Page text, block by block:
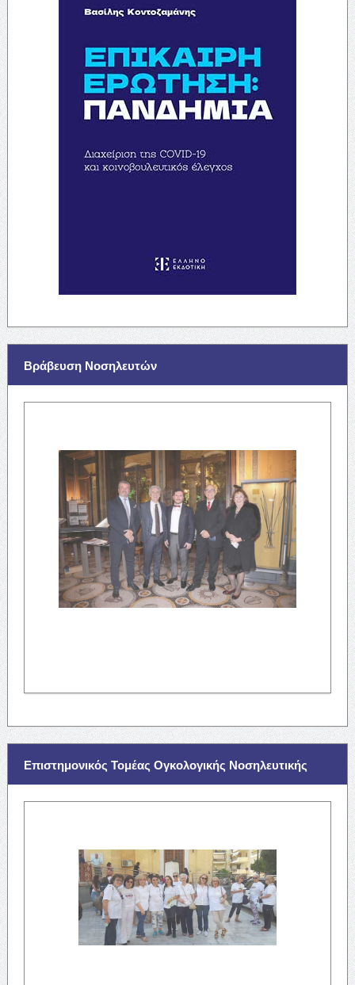
Βράβευση Νοσηλευτών
Επιστημονικός Τομέας Ογκολογικής Νοσηλευτικής